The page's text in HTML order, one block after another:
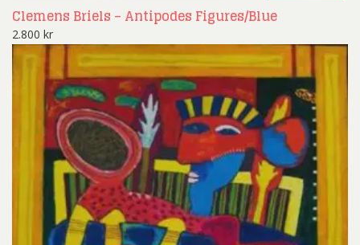
Clemens Briels – Antipodes Figures/Blue
2.800 kr